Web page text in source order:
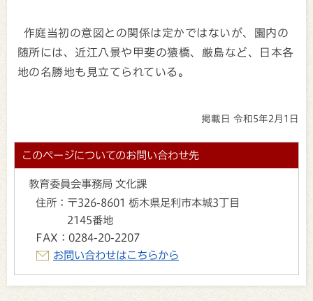
作庭当初の意図との関係は定かではないが、園内の
随所には、近江八景や甲斐の猿橋、厳島など、日本各
地の名勝地も見立てられている。
掲載日 令和5年2月1日
このページについてのお問い合わせ先
教育委員会事務局 文化課
住所： 〒326-8601 栃木県足利市本城3丁目
2145番地
FAX： 0284-20-2207
お問い合わせはこちらから